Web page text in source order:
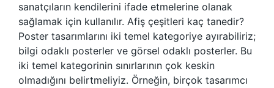
sanatçıların kendilerini ifade etmelerine olanak
sağlamak için kullanılır. Afiş çeşitleri kaç tanedir?
Poster tasarımlarını iki temel kategoriye ayırabiliriz;
bilgi odaklı posterler ve görsel odaklı posterler. Bu
iki temel kategorinin sınırlarının çok keskin
olmadığını belirtmeliyiz. Örneğin, birçok tasarımcı